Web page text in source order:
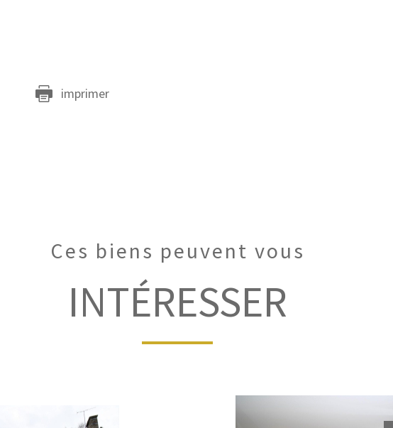
imprimer
Ces biens peuvent vous
INTÉRESSER